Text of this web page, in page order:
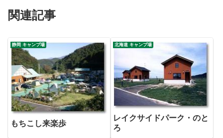
関連記事
静岡 キャンプ場
もちこし来楽歩
北海道 キャンプ場
レイクサイドパーク・のと
ろ